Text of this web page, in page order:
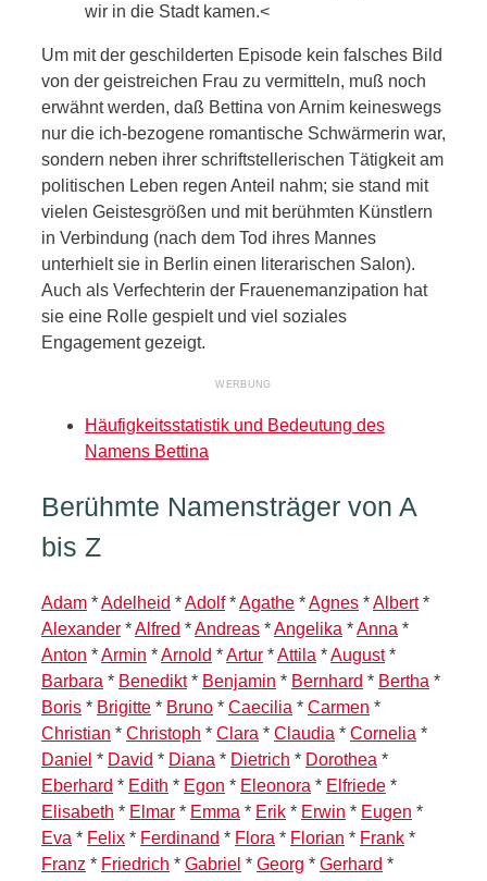
wir in die Stadt kamen.<
Um mit der geschilderten Episode kein falsches Bild
von der geistreichen Frau zu vermitteln, muß noch
erwähnt werden, daß Bettina von Arnim keineswegs
nur die ich-bezogene romantische Schwärmerin war,
sondern neben ihrer schriftstellerischen Tätigkeit am
politischen Leben regen Anteil nahm; sie stand mit
vielen Geistesgrößen und mit berühmten Künstlern
in Verbindung (nach dem Tod ihres Mannes
unterhielt sie in Berlin einen literarischen Salon).
Auch als Verfechterin der Frauenemanzipation hat
sie eine Rolle gespielt und viel soziales
Engagement gezeigt.
Häufigkeitsstatistik und Bedeutung des
Namens Bettina
Berühmte Namensträger von A
bis Z
Adam *Adelheid *Adolf*Agathe *Agnes *Albert*
Alexander *Alfred *Andreas *Angelika *Anna *
Anton *Armin *Arnold *Artur *Attila *August*
Barbara * Benedikt* Benjamin * Bernhard * Bertha *
Boris * Brigitte * Bruno * Caecilia * Carmen *
Christian * Christoph * Clara * Claudia * Cornelia *
Daniel * David * Diana * Dietrich * Dorothea *
Eberhard * Edith * Egon * Eleonora * Elfriede *
Elisabeth * Elmar * Emma * Erik * Erwin * Eugen *
Eva * Felix * Ferdinand * Flora * Florian * Frank *
Franz * Friedrich * Gabriel * Georg * Gerhard *